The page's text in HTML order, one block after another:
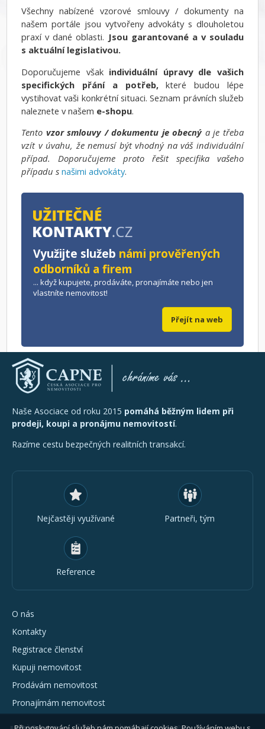
Všechny nabízené vzorové smlouvy / dokumenty na
našem portále jsou vytvořeny advokáty s dlouholetou
praxí v dané oblasti. Jsou garantované a v souladu
s aktuální legislativou.
Doporučujeme všakindividuální úpravy dle vašich
specifických přání a potřeb,které budou lépe
vystihovat vaši konkrétní situaci. Seznam právních služeb
naleznete v našem e-shopu.
Tento vzor smlouvy / dokumentu je obecnýa je třeba
vzít v úvahu, že nemusí být vhodný na váš individuální
případ. Doporučujeme proto řešit specifika vašeho
případu snašimi advokáty.
Využijte služeb námi prověřených
odborníků a firem
... když kupujete, prodáváte, pronajímáte nebo jen
vlastníte nemovitost!
Přejít na web
Naše Asociace od roku 2015 pomáhá běžným lidem při
prodeji, koupi a pronájmu nemovitostí.
Razíme cestu bezpečných realitních transakcí.
Nejčastěji využívané Partneři, tým
Reference
O nás
Kontakty
Registrace členství
Kupuji nemovitost
Prodávám nemovitost
Pronajímám nemovitost